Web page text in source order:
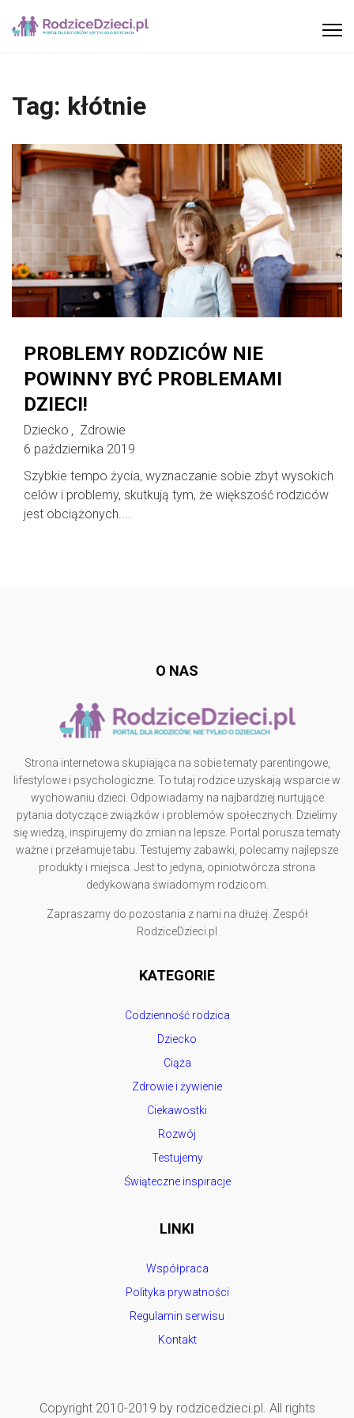
Tag: kłótnie
PROBLEMY RODZICÓW NIE
POWINNY BYĆ PROBLEMAMI
DZIECI!
Dziecko
Zdrowie
6 października 2019
Szybkie tempo życia, wyznaczanie sobie zbyt wysokich
celów i problemy, skutkują tym, że większość rodziców
jest obciążonych....
O NAS
Strona internetowa skupiająca na sobie tematy parentingowe,
lifestylowe i psychologiczne. To tutaj rodzice uzyskają wsparcie w
wychowaniu dzieci. Odpowiadamy na najbardziej nurtujące
pytania dotyczące związków i problemów społecznych. Dzielimy
się wiedzą, inspirujemy do zmian na lepsze. Portal porusza tematy
ważne i przełamuje tabu. Testujemy zabawki, polecamy najlepsze
produkty i miejsca. Jest to jedyna, opiniotwórcza strona
dedykowana świadomym rodzicom.
Zapraszamy do pozostania z nami na dłużej. Zespół
RodziceDzieci.pl
KATEGORIE
Codzienność rodzica
Dziecko
Ciąża
Zdrowie i żywienie
Ciekawostki
Rozwój
Testujemy
Świąteczne inspiracje
LINKI
Współpraca
Polityka prywatności
Regulamin serwisu
Kontakt
Copyright 2010-2019 by rodzicedzieci.pl. All rights